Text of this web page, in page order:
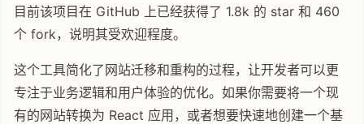
目前该项目在 GitHub 上已经获得了 1.8k 的 star 和 460
个 fork，说明其受欢迎程度。
这个工具简化了网站迁移和重构的过程，让开发者可以更
专注于业务逻辑和用户体验的优化。如果你需要将一个现
有的网站转换为 React 应用，或者想要快速地创建一个基